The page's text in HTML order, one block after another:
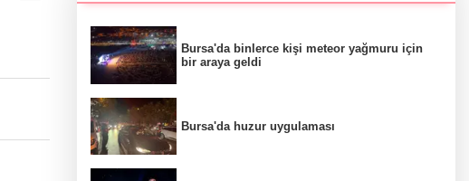
Bursa'da binlerce kişi meteor yağmuru için
bir araya geldi
Bursa'da huzur uygulaması